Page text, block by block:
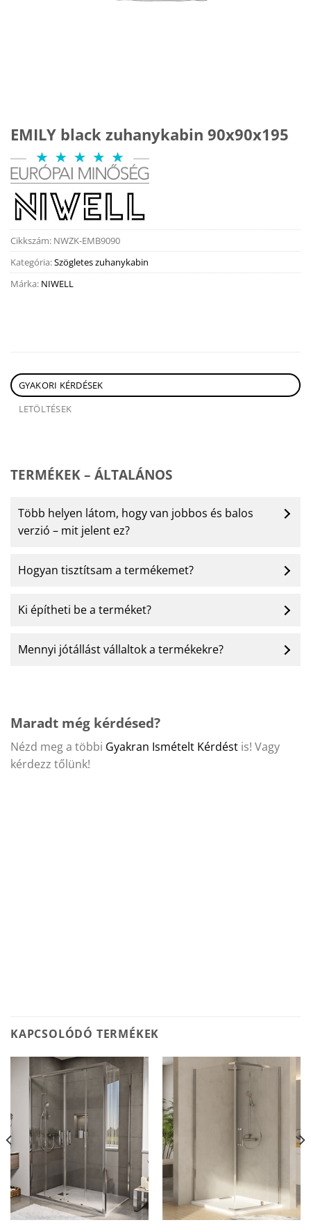
EMILY black zuhanykabin 90x90x195
Cikkszám: NWZK-EMB9090
Kategória:Szögletes zuhanykabin
Márka: NIWELL
GYAKORI KÉRDÉSEK
LETÖLTÉSEK
TERMÉKEK – ÁLTALÁNOS
Több helyen látom, hogy van jobbos és balos
verzió – mit jelent ez?
Hogyan tisztítsam a termékemet?
Ki építheti be a terméket?
Mennyi jótállást vállaltok a termékekre?
Maradt még kérdésed?
Nézd meg a többi Gyakran Ismételt Kérdést is! Vagy
kérdezz tőlünk!
KAPCSOLÓDÓ TERMÉKEK